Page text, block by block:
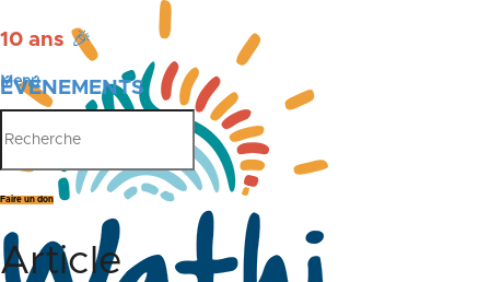
10 ans 🎉
ÉVÉNEMENTS
PUBLICATIONS
Menu
Faire un don
Article